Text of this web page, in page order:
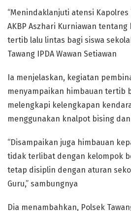
“Menindaklanjuti atensi Kapolres
AKBP Aszhari Kurniawan
tertib lalu lintas bagi siswa
Tawang IPDA Wawan Setiawan
Ia menjelaskan, kegiatan
menyampaikan himbauan tertib
melengkapi kelengkapan
menggunakan knalpot bising
“Disampaikan juga himbauan
tidak terlibat dengan kelompok
tetap disiplin dengan aturan
Guru,” sambungnya
Dia menambahkan, Polsek